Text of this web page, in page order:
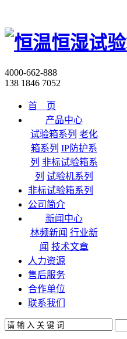
4000-662-888
138 1846 7052
首 页
产品中心
试验箱系列 老化
箱系列 IP防护系
列 非标试验箱系
列 试验机系列
非标试验箱系列
公司简介
新闻中心
林频新闻 行业新
闻 技术文章
人力资源
售后服务
合作单位
联系我们